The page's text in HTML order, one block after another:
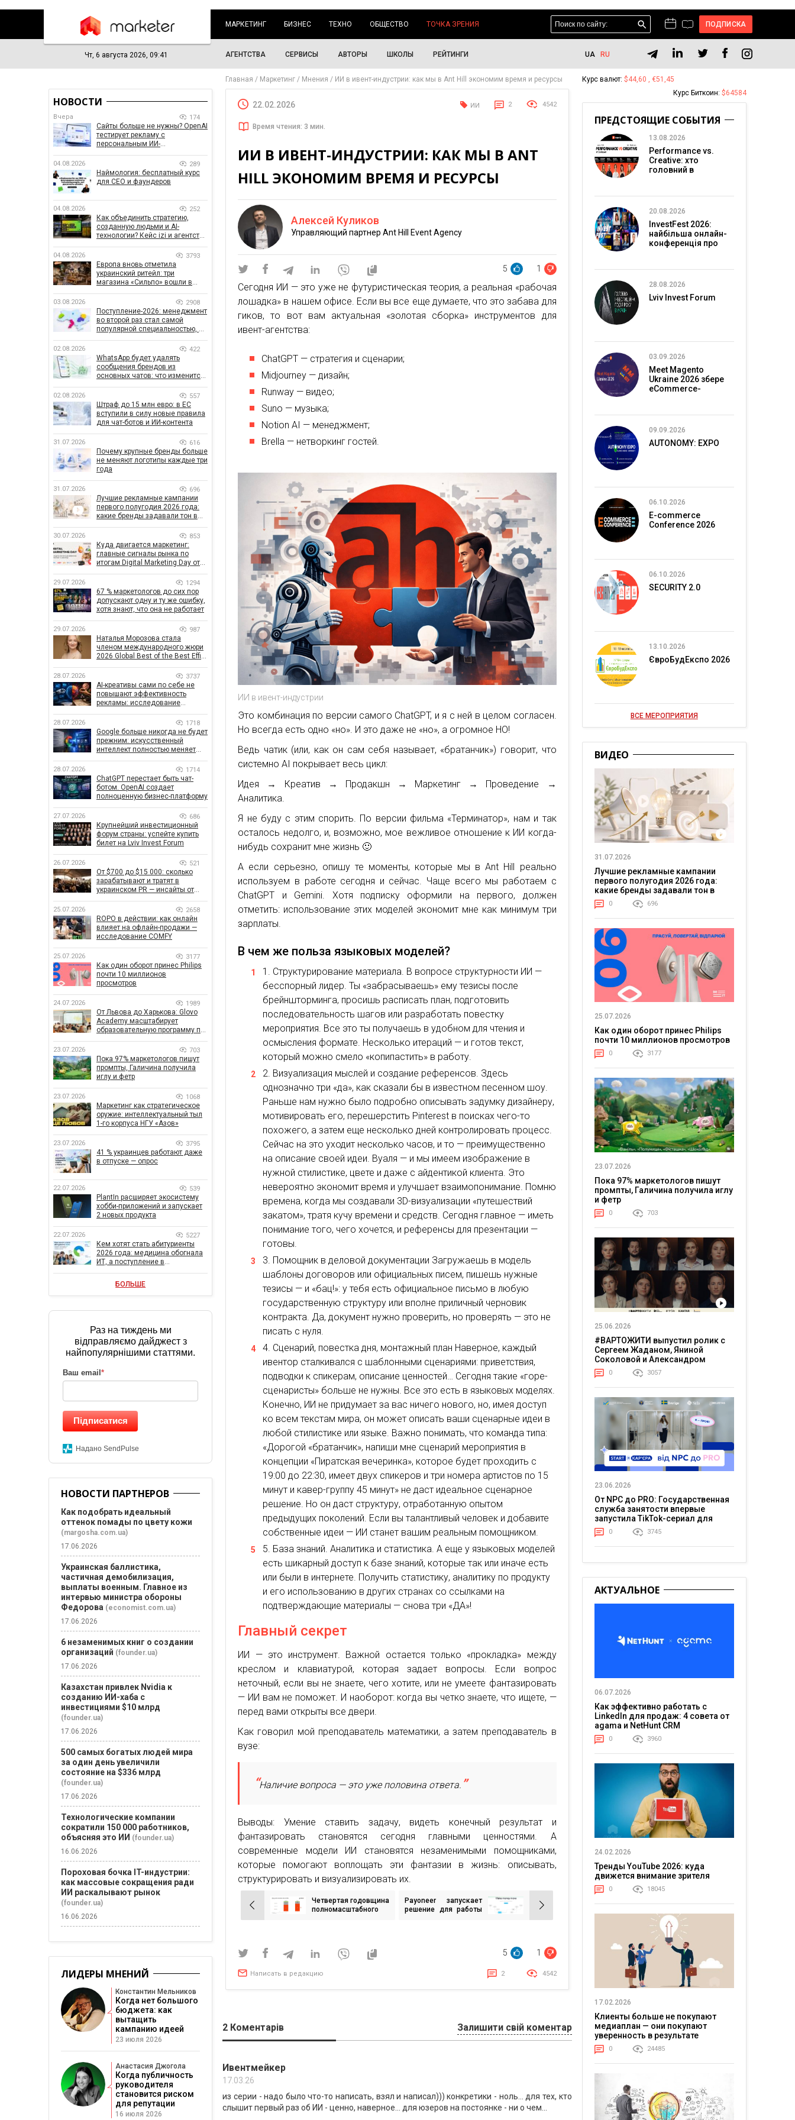
МАРКЕТИНГ БИЗНЕС ТЕХНО ОБЩЕСТВО ТОЧКА ЗРЕНИЯ ПОДПИСКА
Чт, 6 августа 2026, 09:41 АГЕНТСТВА СЕРВИСЫ АВТОРЫ ШКОЛЫ РЕЙТИНГИ UA RU
Главная Маркетинг Мнения ИИ в ивент-индустрии: как мы в Ant Hill экономим время и ресурсы
22.02.2026 ИИ 2 4542
Время чтения: 3 мин.
ИИ В ИВЕНТ-ИНДУСТРИИ: КАК МЫ В ANT
HILL ЭКОНОМИМ ВРЕМЯ И РЕСУРСЫ
Алексей Куликов
Управляющий партнер Ant Hill Event Agency
5 1
Сегодня ИИ — это уже не футуристическая теория, а реальная «рабочая
лошадка» в нашем офисе. Если вы все еще думаете, что это забава для
гиков, то вот вам актуальная «золотая сборка» инструментов для
ивент-агентства:
ChatGPT — стратегия и сценарии;
Midjourney — дизайн;
Runway — видео;
Suno — музыка;
Notion AI — менеджмент;
Brella — нетворкинг гостей.
ИИ в ивент-индустрии
Это комбинация по версии самого ChatGPT, и я с ней в целом согласен.
Но всегда есть одно «но». И это даже не «но», а огромное НО!
Ведь чатик (или, как он сам себя называет, «братанчик») говорит, что
системно AI покрывает весь цикл:
Идея → Креатив → Продакшн → Маркетинг → Проведение →
Аналитика.
Я не буду с этим спорить. По версии фильма «Терминатор», нам и так
осталось недолго, и, возможно, мое вежливое отношение к ИИ когда-
нибудь сохранит мне жизнь 🙂
А если серьезно, опишу те моменты, которые мы в Ant Hill реально
используем в работе сегодня и сейчас. Чаще всего мы работаем с
ChatGPT и Gemini. Хотя подписку оформили на первого, должен
отметить: использование этих моделей экономит мне как минимум три
зарплаты.
В чем же польза языковых моделей?
Структурирование материала. В вопросе структурности ИИ —
бесспорный лидер. Ты «забрасываешь» ему тезисы после
брейншторминга, просишь расписать план, подготовить
последовательность шагов или разработать повестку
мероприятия. Все это ты получаешь в удобном для чтения и
осмысления формате. Несколько итераций — и готов текст,
который можно смело «копипастить» в работу.
Визуализация мыслей и создание референсов. Здесь
однозначно три «да», как сказали бы в известном песенном шоу.
Раньше нам нужно было подробно описывать задумку дизайнеру,
мотивировать его, перешерстить Pinterest в поисках чего-то
похожего, а затем еще несколько дней контролировать процесс.
Сейчас на это уходит несколько часов, и то — преимущественно
на описание своей идеи. Вуаля — и мы имеем изображение в
нужной стилистике, цвете и даже с айдентикой клиента. Это
невероятно экономит время и улучшает взаимопонимание. Помню
времена, когда мы создавали 3D-визуализации «путешествий
закатом», тратя кучу времени и средств. Сегодня главное — иметь
понимание того, чего хочется, и референсы для презентации —
готовы.
Помощник в деловой документации Загружаешь в модель
шаблоны договоров или официальных писем, пишешь нужные
тезисы — и «бац!»: у тебя есть официальное письмо в любую
государственную структуру или вполне приличный черновик
контракта. Да, документ нужно проверить, но проверять — это не
писать с нуля.
Сценарий, повестка дня, монтажный план Наверное, каждый
ивентор сталкивался с шаблонными сценариями: приветствия,
подводки к спикерам, описание ценностей… Сегодня такие «горе-
сценаристы» больше не нужны. Все это есть в языковых моделях.
Конечно, ИИ не придумает за вас ничего нового, но, имея доступ
ко всем текстам мира, он может описать ваши сценарные идеи в
любой стилистике или языке. Важно понимать, что команда типа:
«Дорогой «братанчик», напиши мне сценарий мероприятия в
концепции «Пиратская вечеринка», которое будет проходить с
19:00 до 22:30, имеет двух спикеров и три номера артистов по 15
минут и кавер-группу 45 минут» не даст идеальное сценарное
решение. Но он даст структуру, отработанную опытом
предыдущих поколений. Если вы талантливый человек и добавите
собственные идеи — ИИ станет вашим реальным помощником.
База знаний. Аналитика и статистика. А еще у языковых моделей
есть шикарный доступ к базе знаний, которые так или иначе есть
или были в интернете. Получить статистику, аналитику по продукту
и его использованию в других странах со ссылками на
подтверждающие материалы — снова три «ДА»!
Главный секрет
ИИ — это инструмент. Важной остается только «прокладка» между
креслом и клавиатурой, которая задает вопросы. Если вопрос
неточный, если вы не знаете, чего хотите, или не умеете фантазировать
— ИИ вам не поможет. И наоборот: когда вы четко знаете, что ищете, —
перед вами открыты все двери.
Как говорил мой преподаватель математики, а затем преподаватель в
вузе:
Наличие вопроса — это уже половина ответа.
Выводы: Умение ставить задачу, видеть конечный результат и
фантазировать становятся сегодня главными ценностями. А
современные модели ИИ становятся незаменимыми помощниками,
которые помогают воплощать эти фантазии в жизнь: описывать,
структурировать и визуализировать их.
Навигация
по
Четвертая годовщина
полномасштабного
страхов и надежд
украинцев
Payoneer запускает
решение для работы
5 1
Написать в редакцию 2 4542
2 Коментарів Залишити свій коментар
Ивентмейкер
17.03.26
из серии - надо было что-то написать, взял и написал))) конкретики - ноль... для тех, кто
слышит первый раз об ИИ - ценно, наверное... для юзеров на постоянке - ни о чем...
НОВОСТИ
Вчера 174
Сайты больше не нужны? OpenAI
тестирует рекламу с
персональным ИИ-
04.08.2026 289
Наймология: бесплатный курс
для CEO и фаундеров
04.08.2026 252
Как объединить стратегию,
созданную людьми и AI-
технологии? Кейс izi и агентства
04.08.2026 3793
Европа вновь отметила
украинский ритейл: три
магазина «Сильпо» вошли в
03.08.2026 2908
Поступление-2026: менеджмент
во второй раз стал самой
популярной специальностью, а
рекордным за последние 5 лет
02.08.2026 422
WhatsApp будет удалять
сообщения брендов из
основных чатов: что изменится
02.08.2026 557
Штраф до 15 млн евро: в ЕС
вступили в силу новые правила
для чат-ботов и ИИ-контента
31.07.2026 616
Почему крупные бренды больше
не меняют логотипы каждые три
года
31.07.2026 696
Лучшие рекламные кампании
первого полугодия 2026 года:
какие бренды задавали тон в
30.07.2026 853
Куда двигается маркетинг:
главные сигналы рынка по
итогам Digital Marketing Day от
29.07.2026 1294
67 % маркетологов до сих пор
допускают одну и ту же ошибку,
хотя знают, что она не работает
29.07.2026 987
Наталья Морозова стала
членом международного жюри
2026 Global Best of the Best Effie
28.07.2026 3737
AI-креативы сами по себе не
повышают эффективность
рекламы: исследование
влияет на эффективность
кампаний
28.07.2026 1718
Google больше никогда не будет
прежним: искусственный
интеллект полностью меняет
28.07.2026 1714
ChatGPT перестает быть чат-
ботом. OpenAI создает
полноценную бизнес-платформу
27.07.2026 686
Крупнейший инвестиционный
форум страны: успейте купить
билет на Lviv Invest Forum
26.07.2026 521
От $700 до $15 000: сколько
зарабатывают и тратят в
украинском PR — инсайты от
25.07.2026 2658
ROPO в действии: как онлайн
влияет на офлайн-продажи —
исследование COMFY
25.07.2026 3177
Как один оборот принес Philips
почти 10 миллионов
просмотров
24.07.2026 1989
От Львова до Харькова: Glovo
Academy масштабирует
образовательную программу по
23.07.2026 703
Пока 97% маркетологов пишут
промпты, Галичина получила
иглу и фетр
23.07.2026 1068
Маркетинг как стратегическое
оружие: интеллектуальный тыл
1-го корпуса НГУ «Азов»
23.07.2026 3795
41 % украинцев работают даже
в отпуске — опрос
22.07.2026 539
PlantIn расширяет экосистему
хобби-приложений и запускает
2 новых продукта
22.07.2026 5227
Кем хотят стать абитуриенты
2026 года: медицина обогнала
ИТ, а поступление в
главной целью
БОЛЬШЕ
Раз на тиждень ми
відправляємо дайджест з
найпопулярнішими статтями.
Ваш email *
Підписатися
Надано SendPulse
НОВОСТИ ПАРТНЕРОВ
Как подобрать идеальный
оттенок помады по цвету кожи
(margosha.com.ua)
17.06.2026
Украинская баллистика,
частичная демобилизация,
выплаты военным. Главное из
интервью министра обороны
Федорова (economist.com.ua)
17.06.2026
6 незаменимых книг о создании
организаций (founder.ua)
17.06.2026
Казахстан привлек Nvidia к
созданию ИИ-хаба с
инвестициями $10 млрд
(founder.ua)
17.06.2026
500 самых богатых людей мира
за один день увеличили
состояние на $336 млрд
(founder.ua)
17.06.2026
Технологические компании
сократили 150 000 работников,
объясняя это ИИ (founder.ua)
16.06.2026
Пороховая бочка IT-индустрии:
как массовые сокращения ради
ИИ раскалывают рынок
(founder.ua)
16.06.2026
ЛИДЕРЫ МНЕНИЙ
Константин Мельников
Когда нет большого
бюджета: как
вытащить
кампанию идеей
23 июля 2026
Анастасия Джогола
Когда публичность
руководителя
становится риском
для репутации
16 июля 2026
Курс валют: $44,60 , €51,45
Курс Биткоин: $64584
ПРЕДСТОЯЩИЕ СОБЫТИЯ
13.08.2026
Performance vs.
Creative: хто
головний в
20.08.2026
InvestFest 2026:
найбільша онлайн-
конференція про
28.08.2026
Lviv Invest Forum
03.09.2026
Meet Magento
Ukraine 2026 збере
eCommerce-
09.09.2026
AUTONOMY: EXPO
06.10.2026
E-commerce
Conference 2026
06.10.2026
SECURITY 2.0
13.10.2026
ЄвроБудЕкспо 2026
ВСЕ МЕРОПРИЯТИЯ
ВИДЕО
31.07.2026
Лучшие рекламные кампании
первого полугодия 2026 года:
какие бренды задавали тон в
отрасли
0 696
25.07.2026
Как один оборот принес Philips
почти 10 миллионов просмотров
0 3177
23.07.2026
Пока 97% маркетологов пишут
промпты, Галичина получила иглу
и фетр
0 703
25.06.2026
#ВАРТОЖИТИ выпустил ролик с
Сергеем Жаданом, Яниной
Соколовой и Александром
Тереном о жизни в постоянном
напряжении
0 3057
23.06.2026
От NPC до PRO: Государственная
служба занятости впервые
запустила TikTok-сериал для
молодежи
0 3745
АКТУАЛЬНОЕ
06.07.2026
Как эффективно работать с
LinkedIn для продаж: 4 совета от
agama и NetHunt CRM
0 3960
24.02.2026
Тренды YouTube 2026: куда
движется внимание зрителя
0 18045
17.02.2026
Клиенты больше не покупают
медиаплан — они покупают
уверенность в результате
0 24485